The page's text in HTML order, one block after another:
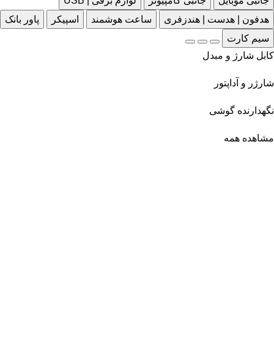
هدفون | هدست | هندزفری
ساعت هوشمند اسپیکر
پاور بانک
سیم کارت
کابل شارژ و مبدل
شارژر و آداپتور
نگهدارنده گوشی
مشاهده همه